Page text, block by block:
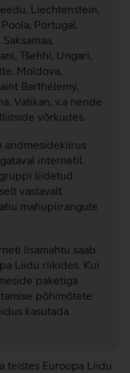
Liechtenstein,
Portugal,
Tšehhi, Ungari,
Moldova,
Barthélemy,
Vatikan, v.a nende
võrkudes.
andmesidekiirus
internetil.
liidetud
vastavalt
mahupiirangute
lisamahtu saab
Liidu riikides. Kui
paketiga
põhimõtete
kasutada
teistes Euroopa Liidu